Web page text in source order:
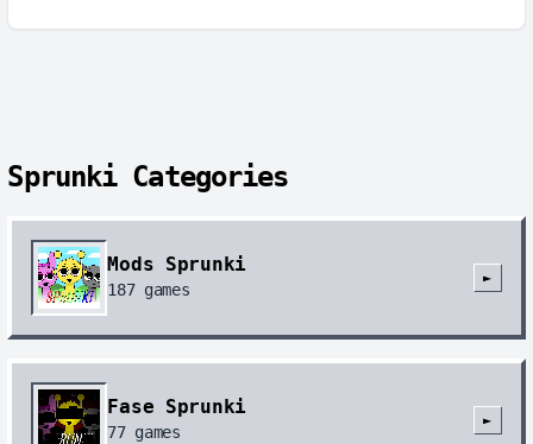
Sprunki Categories
Mods Sprunki
187games
►
Fase Sprunki
77games
►